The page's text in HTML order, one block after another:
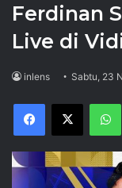
Ferdinan
Live di
inlens Sabtu, 23
Facebook
X